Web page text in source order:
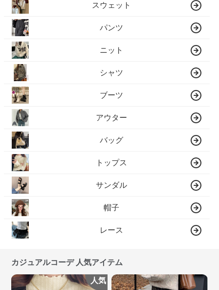
スウェット
パンツ
ニット
シャツ
ブーツ
アウター
バッグ
トップス
サンダル
帽子
レース
カジュアルコーデ 人気アイテム
人気